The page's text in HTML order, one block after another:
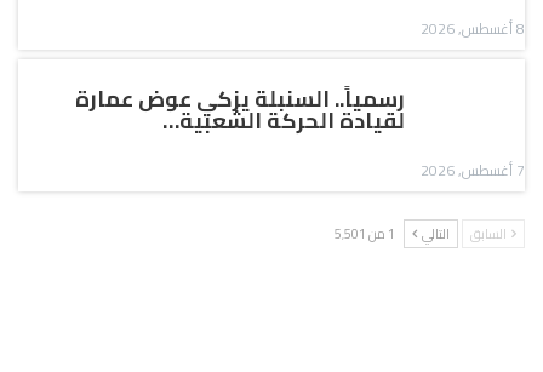
8 أغسطس, 2026
رسمياً.. السنبلة يزكي عوض عمارة
لقيادة الحركة الشعبية…
7 أغسطس, 2026
السابق التالي 1 من 5٬501